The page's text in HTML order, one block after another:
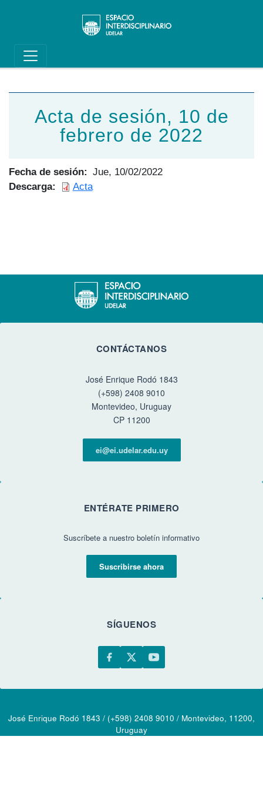
Main navigation
Acta de sesión, 10 de
febrero de 2022
Fecha de sesión
Jue, 10/02/2022
Descarga
Acta
CONTÁCTANOS
José Enrique Rodó 1843
(+598) 2408 9010
Montevideo, Uruguay
CP 11200
ei@ei.udelar.edu.uy
ENTÉRATE PRIMERO
Suscríbete a nuestro boletín informativo
Suscribirse ahora
SÍGUENOS
José Enrique Rodó 1843 / (+598) 2408 9010 / Montevideo, 11200,
Uruguay